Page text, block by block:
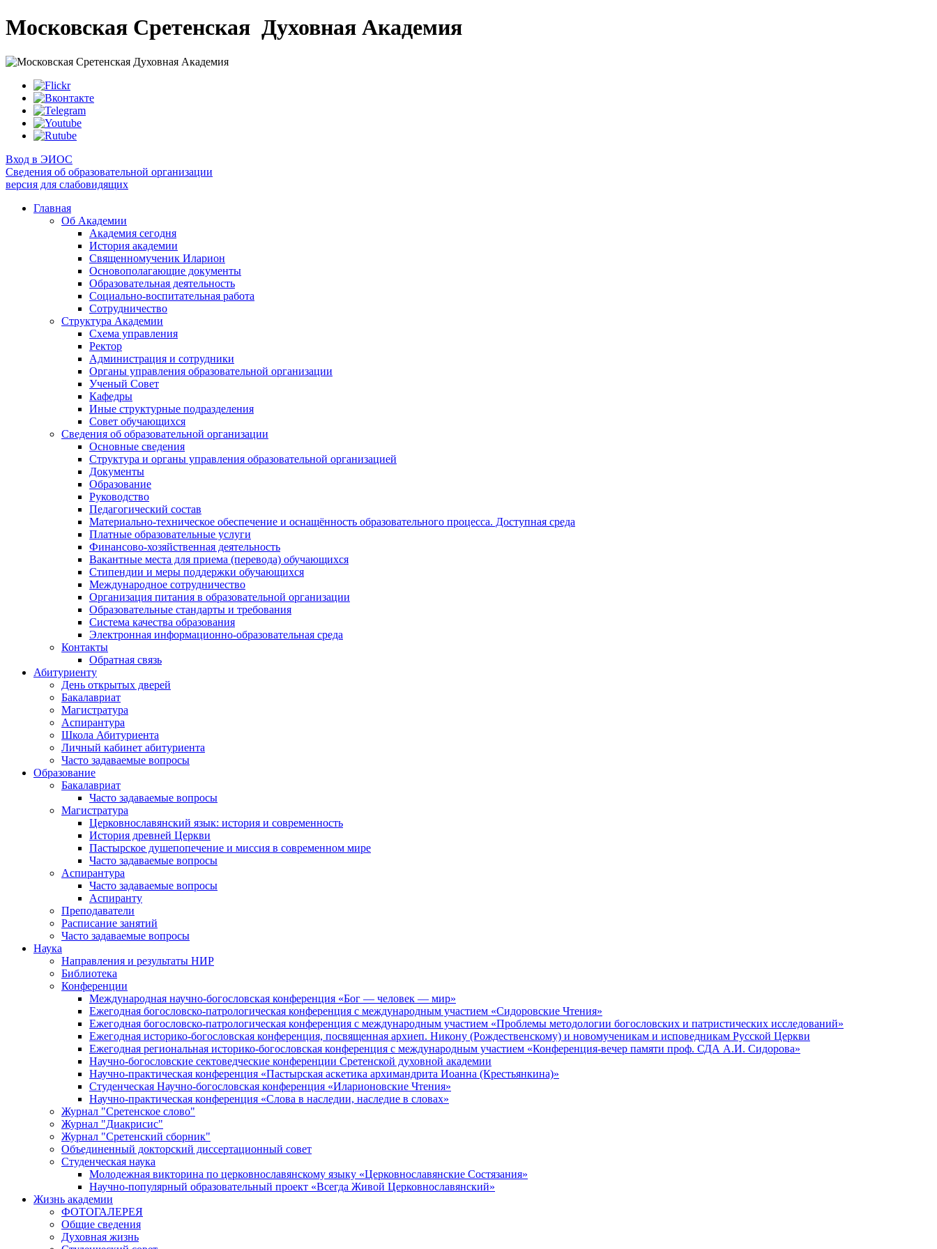
Московская Сретенская Духовная Академия
Вход в ЭИОС
Сведения об образовательной организации
версия для слабовидящих
Главная
Об Академии
Академия сегодня
История академии
Священномученик Иларион
Основополагающие документы
Образовательная деятельность
Социально-воспитательная работа
Сотрудничество
Структура Академии
Схема управления
Ректор
Администрация и сотрудники
Органы управления образовательной организации
Ученый Совет
Кафедры
Иные структурные подразделения
Совет обучающихся
Сведения об образовательной организации
Основные сведения
Структура и органы управления образовательной организацией
Документы
Образование
Руководство
Педагогический состав
Материально-техническое обеспечение и оснащённость образовательного процесса. Доступная среда
Платные образовательные услуги
Финансово-хозяйственная деятельность
Вакантные места для приема (перевода) обучающихся
Стипендии и меры поддержки обучающихся
Международное сотрудничество
Организация питания в образовательной организации
Образовательные стандарты и требования
Система качества образования
Электронная информационно-образовательная среда
Контакты
Обратная связь
Абитуриенту
День открытых дверей
Бакалавриат
Магистратура
Аспирантура
Школа Абитуриента
Личный кабинет абитуриента
Часто задаваемые вопросы
Образование
Бакалавриат
Часто задаваемые вопросы
Магистратура
Церковнославянский язык: история и современность
История древней Церкви
Пастырское душепопечение и миссия в современном мире
Часто задаваемые вопросы
Аспирантура
Часто задаваемые вопросы
Аспиранту
Преподаватели
Расписание занятий
Часто задаваемые вопросы
Наука
Направления и результаты НИР
Библиотека
Конференции
Международная научно-богословская конференция «Бог — человек — мир»
Ежегодная богословско-патрологическая конференция с международным участием «Сидоровские Чтения»
Ежегодная богословско-патрологическая конференция с международным участием «Проблемы методологии богословских и патристических исследований»
Ежегодная историко-богословская конференция, посвященная архиеп. Никону (Рождественскому) и новомученикам и исповедникам Русской Церкви
Ежегодная региональная историко-богословская конференция с международным участием «Конференция-вечер памяти проф. СДА А.И. Сидорова»
Научно-богословские сектоведческие конференции Сретенской духовной академии
Научно-практическая конференция «Пастырская аскетика архимандрита Иоанна (Крестьянкина)»
Студенческая Научно-богословская конференция «Иларионовские Чтения»
Научно-практическая конференция «Cлова в наследии, наследие в словах»
Журнал "Сретенское слово"
Журнал "Диакрисис"
Журнал "Сретенский сборник"
Объединенный докторский диссертационный совет
Студенческая наука
Молодежная викторина по церковнославянскому языку «Церковнославянские Состязания»
Научно-популярный образовательный проект «Всегда Живой Церковнославянский»
Жизнь академии
ФОТОГАЛЕРЕЯ
Общие сведения
Духовная жизнь